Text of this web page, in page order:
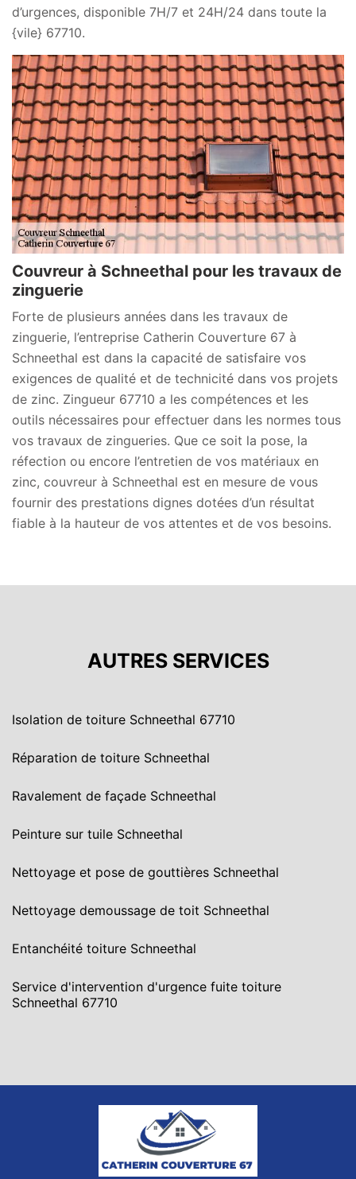
d’urgences, disponible 7H/7 et 24H/24 dans toute la
{vile} 67710.
Couvreur à Schneethal pour les travaux de
zinguerie
Forte de plusieurs années dans les travaux de
zinguerie, l’entreprise Catherin Couverture 67 à
Schneethal est dans la capacité de satisfaire vos
exigences de qualité et de technicité dans vos projets
de zinc. Zingueur 67710 a les compétences et les
outils nécessaires pour effectuer dans les normes tous
vos travaux de zingueries. Que ce soit la pose, la
réfection ou encore l’entretien de vos matériaux en
zinc, couvreur à Schneethal est en mesure de vous
fournir des prestations dignes dotées d’un résultat
fiable à la hauteur de vos attentes et de vos besoins.
AUTRES SERVICES
Isolation de toiture Schneethal 67710
Réparation de toiture Schneethal
Ravalement de façade Schneethal
Peinture sur tuile Schneethal
Nettoyage et pose de gouttières Schneethal
Nettoyage demoussage de toit Schneethal
Entanchéité toiture Schneethal
Service d'intervention d'urgence fuite toiture
Schneethal 67710